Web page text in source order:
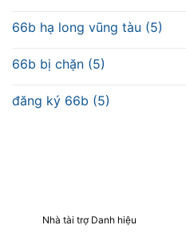
66b hạ long vũng tàu (5)
66b bị chặn (5)
đăng ký 66b (5)
Nhà tài trợ Danh hiệu